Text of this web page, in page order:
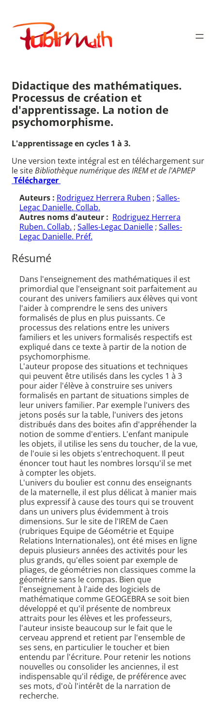
contenu
Publimath
Didactique des mathématiques.
Processus de création et
d'apprentissage. La notion de
psychomorphisme.
L'apprentissage en cycles 1 à 3.
Une version texte intégral est en téléchargement sur
le siteBibliothèque numérique des IREM et de l'APMEP
Télécharger
Auteurs : Rodriguez Herrera Ruben ; Salles-
Legac Danielle. Collab.
Autres noms d'auteur : Rodriguez Herrera
Ruben. Collab. ; Salles-Legac Danielle ; Salles-
Legac Danielle. Préf.
Résumé
Dans l'enseignement des mathématiques il est
primordial que l'enseignant soit parfaitement au
courant des univers familiers aux élèves qui vont
l'aider à comprendre le sens des univers
formalisés de plus en plus puissants. Ce
processus des relations entre les univers
familiers et les univers formalisés respectifs est
expliqué dans ce texte à partir de la notion de
psychomorphisme.
L'auteur propose des situations et techniques
qui peuvent être utilisés dans les cycles 1 à 3
pour aider l'élève à construire ses univers
formalisés en partant de situations simples de
leur univers familier. Par exemple l'univers des
jetons posés sur la table, l'univers des jetons
distribués dans des boites afin d'appréhender la
notion de somme d'entiers. L'enfant manipule
les objets, il utilise les sens du toucher, de la vue,
de l'ouïe si les objets s'entrechoquent. Il peut
énoncer tout haut les nombres lorsqu'il se met
à compter les objets.
L'univers du boulier est connu des enseignants
de la maternelle, il est plus délicat à manier mais
plus expressif à cause des tours qui se trouvent
dans un univers plus évidemment à trois
dimensions. Sur le site de l'IREM de Caen
(rubriques Equipe de Géométrie et Equipe
Relations Internationales), ont été mises en ligne
depuis plusieurs années des activités pour les
plus grands, qu'elles soient par exemple de
pliages, de géométries non classiques comme la
géométrie sans le compas. Bien que
l'enseignement à l'aide des logiciels de
mathématique comme GEOGEBRA se soit bien
développé et qu'il présente de nombreux
attraits pour les élèves et les professeurs,
l'auteur insiste beaucoup sur le fait que le
cerveau apprend et retient par l'ensemble de
ses sens, en particulier le toucher et bien
entendu par l'écriture. Pour retenir les notions
nouvelles ou consolider les anciennes, il est
indispensable qu'il rédige, de préférence avec
ses mots, d'où l'intérêt de la narration de
recherche.